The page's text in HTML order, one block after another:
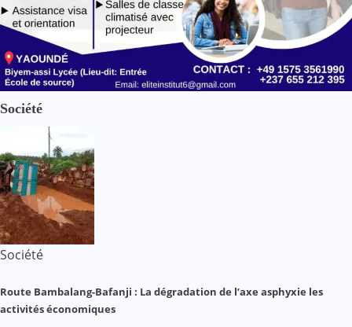
Société
Société
Route Bambalang-Bafanji : La dégradation de l’axe asphyxie les
activités économiques